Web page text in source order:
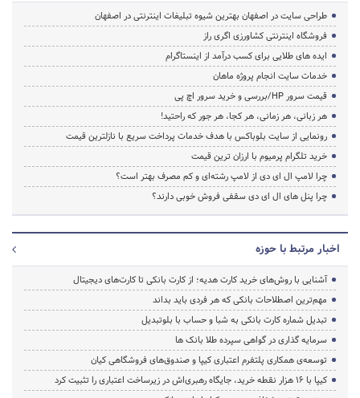
طراحی سایت در اصفهان بهترین شیوه تبلیغات اینترنتی در اصفهان
فروشگاه اینترنتی کشاورزی اگری راز
ایده های طلایی برای کسب درآمد از اینستاگرام
خدمات سایت انجام پروژه ماهان
قیمت سرور HP/بررسی و خرید سرور اچ پی
هر زبانی، هر زمانی، هر کجا، هر جور که راحتید!
رونمایی از سایت بلوباکس با هدف خدمات پرداخت سریع با نازلترین قیمت
خرید تلگرام پرمیوم با ارزان ترین قیمت
چرا لامپ ال ای دی از لامپ رشته‌ای و کم مصرف بهتر است؟
چرا پنل های ال ای دی سقفی فروش خوبی دارند؟
اخبار مرتبط با حوزه
آشنایی با روش‌های خرید کارت هدیه؛ از کارت بانکی تا کارت‌های دیجیتال
مهم‌ترین اصطلاحات بانکی که هر فردی باید بداند
تبدیل شماره کارت بانکی به شبا و حساب با بلوتبدیل
سرمایه گذاری در گواهی سپرده طلا بانک ها
توسعه‌ی همکاری‌ پلتفرم اعتباری کیپا و صندوق‌های فروشگاهی کیان
کیپا با ۱۶ هزار نقطه خرید، جایگاه رهبری‌اش در زیرساخت اعتباری را تثبیت کرد